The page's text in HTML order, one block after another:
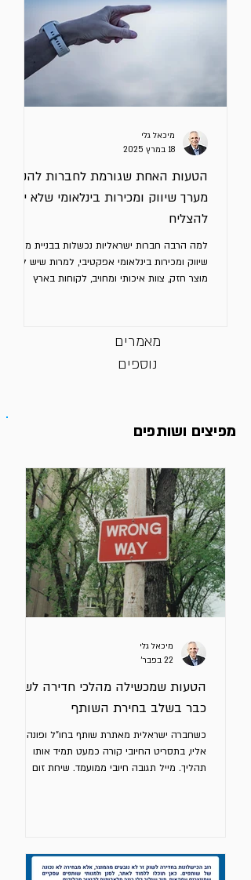
הטעות האחת שגורמת לחברות להקים
מערך שיווק ומכירות בינלאומי שלא יכול
להצליח
למה הרבה חברות ישראליות נכשלות בבניית מערך
שיווק ומכירות בינלאומי אפקטיבי, למרות שיש להן
מוצר חזק, צוות איכותי ומחויב, לקוחות בארץ
מיכאל גלי
18 במרץ 2025
מאמרים
נוספים
מפיצים ושותפים
הטעות שמכשילה מהלכי חדירה לשוק
כבר בשלב בחירת השותף
כשחברה ישראלית מאתרת שותף בחו"ל ופונה
אליו, בתסריט החיובי קורה כמעט תמיד אותו
תהליך. מייל תגובה חיובי ממועמד. שיחת זום
מנהלים נוטים לאופטימיות יתר לגבי ביצועי השותף
מיכאל גלי
22 בפבר׳